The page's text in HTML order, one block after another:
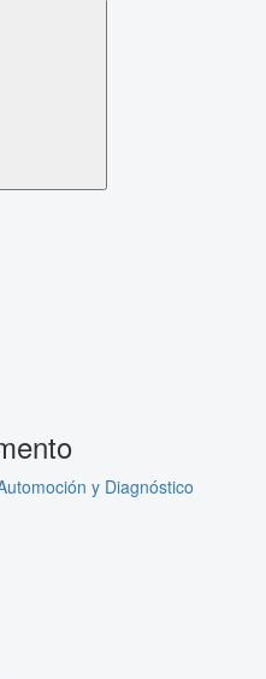
y Diagnóstico